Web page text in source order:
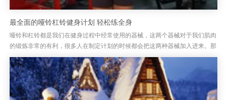
最全面的哑铃杠铃健身计划 轻松练全身
哑铃和杠铃都是我们在健身过程中经常使用的器械，这两个器械对于我们肌肉
的锻炼非常的有利，很多人在制定计划的时候都会把这两种器械加入进来。那
么我们就介绍一个哑铃杠铃健身计划，大家一起去看看吧！ 星期一：...